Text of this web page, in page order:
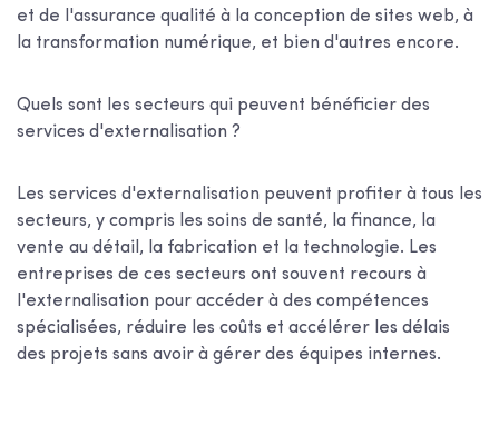
et de l'assurance qualité à la conception de sites web, à
la transformation numérique, et bien d'autres encore.
Quels sont les secteurs qui peuvent bénéficier des
services d'externalisation ?
Les services d'externalisation peuvent profiter à tous les
secteurs, y compris les soins de santé, la finance, la
vente au détail, la fabrication et la technologie. Les
entreprises de ces secteurs ont souvent recours à
l'externalisation pour accéder à des compétences
spécialisées, réduire les coûts et accélérer les délais
des projets sans avoir à gérer des équipes internes.